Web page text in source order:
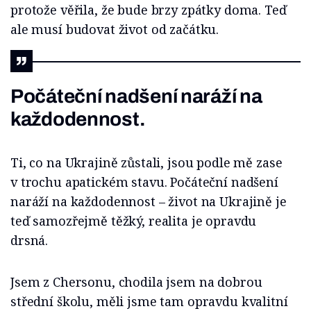
protože věřila, že bude brzy zpátky doma. Teď
ale musí budovat život od začátku.
Počáteční nadšení naráží na
každodennost.
Ti, co na Ukrajině zůstali, jsou podle mě zase
v trochu apatickém stavu. Počáteční nadšení
naráží na každodennost – život na Ukrajině je
teď samozřejmě těžký, realita je opravdu
drsná.
Jsem z Chersonu, chodila jsem na dobrou
střední školu, měli jsme tam opravdu kvalitní